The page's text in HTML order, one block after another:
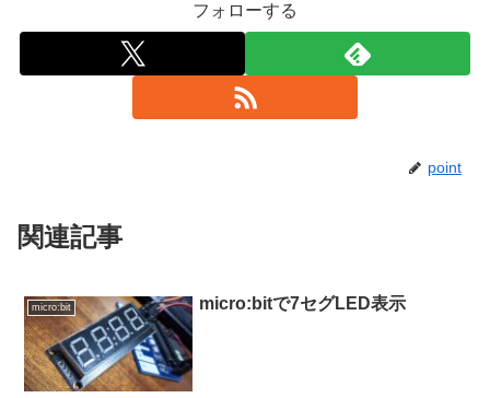
フォローする
point
関連記事
micro:bit micro:bitで7セグLED表示